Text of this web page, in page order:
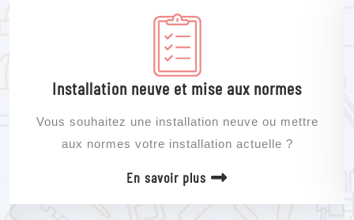
Installation neuve et mise aux normes
Vous souhaitez une installation neuve ou mettre
aux normes votre installation actuelle ?
En savoir plus